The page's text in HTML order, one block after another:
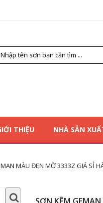
THIỆU NHÀ SẢN
MÀU ĐEN MỜ 3333Z GIÁ SỈ